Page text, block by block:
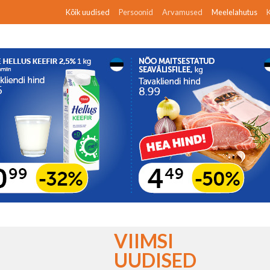
Kõik uudised Persoonid Arvamused Meelelahutus
VIIMSI
UUDISED